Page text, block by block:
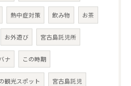
熱中症対策 飲み物 お茶
お外遊び 宮古島託児所
ナ この時期
観光スポット 宮古島託児